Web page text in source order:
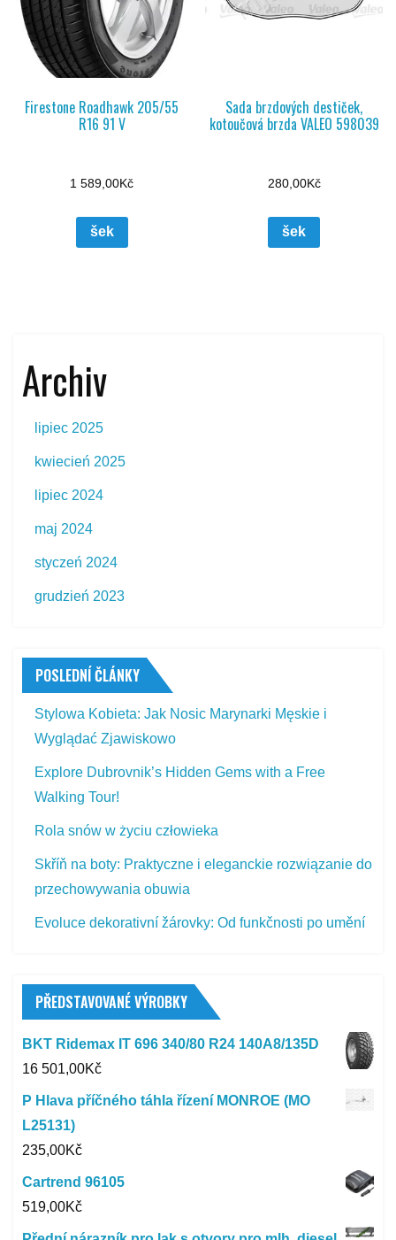
Firestone Roadhawk 205/55
R16 91 V
1 589,00Kč
šek
Sada brzdových destiček,
kotoučová brzda VALEO 598039
280,00Kč
šek
Archiv
lipiec 2025
kwiecień 2025
lipiec 2024
maj 2024
styczeń 2024
grudzień 2023
POSLEDNÍ ČLÁNKY
Stylowa Kobieta: Jak Nosic Marynarki Męskie i
Wyglądać Zjawiskowo
Explore Dubrovnik’s Hidden Gems with a Free
Walking Tour!
Rola snów w życiu człowieka
Skříň na boty: Praktyczne i eleganckie rozwiązanie do
przechowywania obuwia
Evoluce dekorativní žárovky: Od funkčnosti po umění
PŘEDSTAVOVANÉ VÝROBKY
BKT Ridemax IT 696 340/80 R24 140A8/135D
16 501,00Kč
P Hlava příčného táhla řízení MONROE (MO
L25131)
235,00Kč
Cartrend 96105
519,00Kč